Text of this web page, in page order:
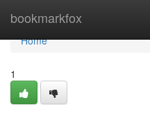
bookmarkfox
Home
Home
1